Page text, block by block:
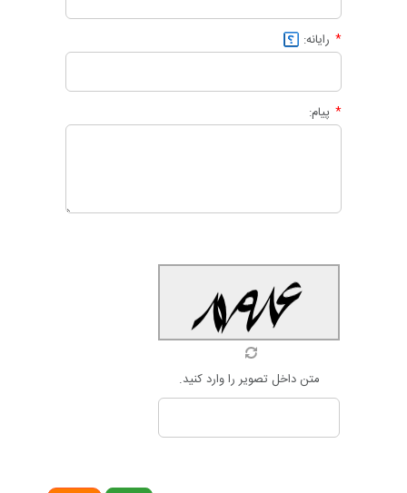
رایانه:
پیام:
متن داخل تصویر را وارد کنید.